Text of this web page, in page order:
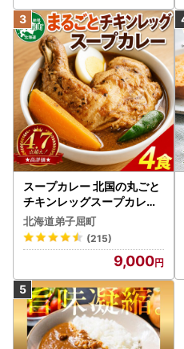
スープカレー 北国の丸ごと
チキンレッグスープカレー
4個 3739
北海道弟子屈町
(215)
9,000